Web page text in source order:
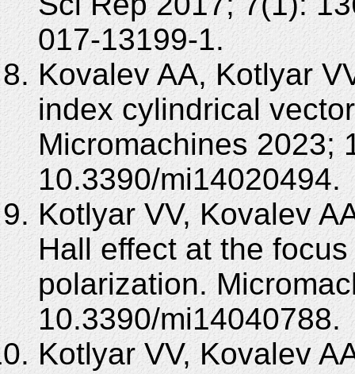
017-13199-1.
Kovalev AA, Kotlyar
index cylindrical
Micromachines 2023;
10.3390/mi14020494.
Kotlyar VV, Kovalev
Hall effect at the
polarization.
10.3390/mi14040788.
Kotlyar VV, Kovalev